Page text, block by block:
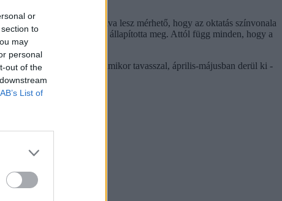
or
to
may
personal
out of the
List of
azonban négy-öt év múlva lesz mérhető, hogy az oktatás színvonala
érdemes törni magunkat - állapította meg. Attól függ minden, hogy a
70 milliárd forint. Ez valamikor tavasszal, április-májusban derül ki -